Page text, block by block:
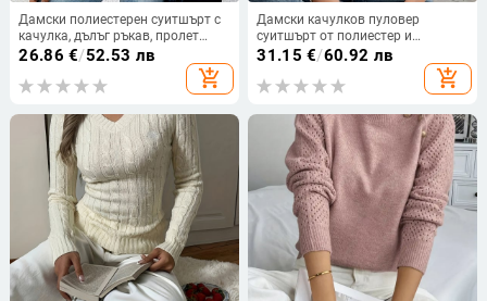
Дамски полиестерен суитшърт с
качулка, дълъг ръкав, пролет
2025, градски стил
26.86 €/52.53 лв
add_shopping_cart
Дамски качулков пуловер
суитшърт от полиестер и
спандекс, с дълги ръкави, тесен
31.15 €/60.92 лв
add_shopping_cart